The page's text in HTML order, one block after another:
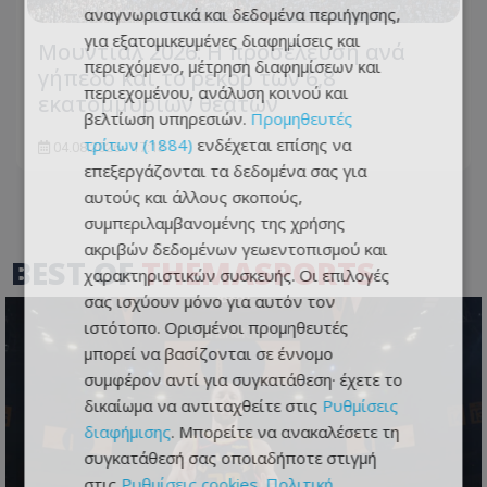
Μουντιάλ 2026: Η προσέλευση ανά
γήπεδο και το ρεκόρ των 6,8
εκατομμυρίων θεατών
04.08.2026 - 17:13
BEST OFTHEMASPORTS
αναγνωριστικά και δεδομένα περιήγησης,
για εξατομικευμένες διαφημίσεις και
περιεχόμενο, μέτρηση διαφημίσεων και
περιεχομένου, ανάλυση κοινού και
βελτίωση υπηρεσιών. Προμηθευτές
τρίτων (1884) ενδέχεται επίσης να
επεξεργάζονται τα δεδομένα σας για
αυτούς και άλλους σκοπούς,
συμπεριλαμβανομένης της χρήσης
ακριβών δεδομένων γεωεντοπισμού και
χαρακτηριστικών συσκευής. Οι επιλογές
σας ισχύουν μόνο για αυτόν τον
ιστότοπο. Ορισμένοι προμηθευτές
μπορεί να βασίζονται σε έννομο
συμφέρον αντί για συγκατάθεση· έχετε το
δικαίωμα να αντιταχθείτε στις Ρυθμίσεις
διαφήμισης. Μπορείτε να ανακαλέσετε τη
συγκατάθεσή σας οποιαδήποτε στιγμή